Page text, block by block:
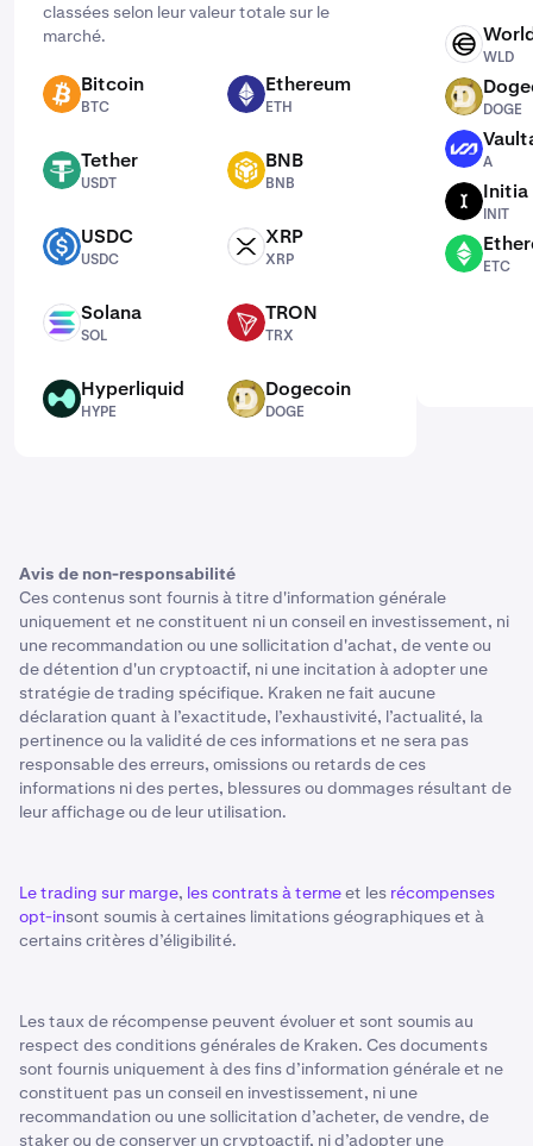
classées selon leur valeur totale sur le
marché.
BTC Bitcoin
BTC
ETH Ethereum
ETH
USDT Tether
USDT
BNB BNB
BNB
USDC USDC
USDC
XRP XRP
XRP
SOL Solana
SOL
TRX TRON
TRX
HYPE Hyperliquid
HYPE
DOGE Dogecoin
DOGE
WLD
WLD
DOGE
DOGE
A
A
Initia
INIT
ETC
ETC
Avis de non-responsabilité
Ces contenus sont fournis à titre d'information générale
uniquement et ne constituent ni un conseil en investissement, ni
une recommandation ou une sollicitation d'achat, de vente ou
de détention d'un cryptoactif, ni une incitation à adopter une
stratégie de trading spécifique. Kraken ne fait aucune
déclaration quant à l’exactitude, l’exhaustivité, l’actualité, la
pertinence ou la validité de ces informations et ne sera pas
responsable des erreurs, omissions ou retards de ces
informations ni des pertes, blessures ou dommages résultant de
leur affichage ou de leur utilisation.
Le trading sur marge, les contrats à termeet les récompenses
opt-insont soumis à certaines limitations géographiques et à
certains critères d’éligibilité.
Les taux de récompense peuvent évoluer et sont soumis au
respect des conditions générales de Kraken. Ces documents
sont fournis uniquement à des fins d’information générale et ne
constituent pas un conseil en investissement, ni une
recommandation ou une sollicitation d’acheter, de vendre, de
staker ou de conserver un cryptoactif, ni d’adopter une